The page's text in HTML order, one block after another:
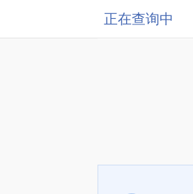
正在查询中